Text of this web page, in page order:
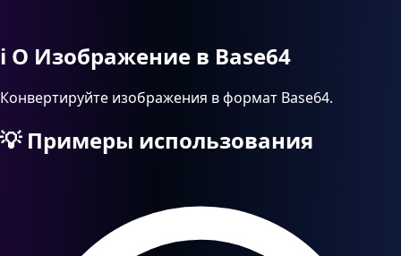
ℹ️ О Изображение в Base64
Конвертируйте изображения в формат Base64.
💡Примеры использования